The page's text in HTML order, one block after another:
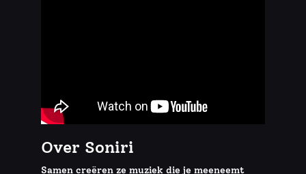
Over Soniri
Samen creëren ze muziek die je meeneemt